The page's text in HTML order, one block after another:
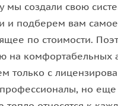
мы создали свою
и подберем вам
по стоимости.
на комфортабельных
только с
профессионалы, но